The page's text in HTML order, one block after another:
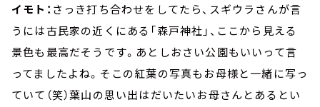
イモト： さっき打ち合わせをしてたら、スギウラさんが言
うには古民家の近くにある「森戸神社」、ここから見える
景色も最高だそうです。あとしおさい公園もいいって言
ってましたよね。そこの紅葉の写真もお母様と一緒に写っ
ていて（笑）葉山の思い出はだいたいお母さんとあるとい